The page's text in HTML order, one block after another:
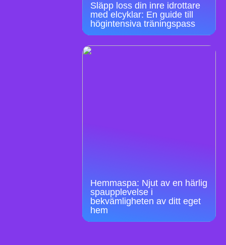
Släpp loss din inre idrottare
med elcyklar: En guide till
högintensiva träningspass
Hemmaspa: Njut av en härlig
spaupplevelse i
bekvämligheten av ditt eget
hem